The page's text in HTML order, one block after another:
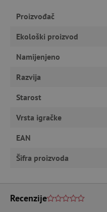
Proizvođač
Ekološki proizvod
Namijenjeno
Razvija
Starost
Vrsta igračke
EAN
Šifra proizvoda
Recenzije